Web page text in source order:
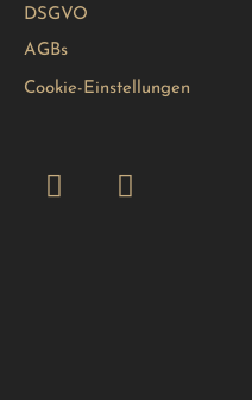
DSGVO
AGBs
Cookie-Einstellungen